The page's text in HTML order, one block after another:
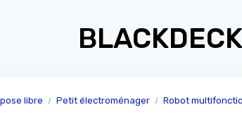
libre Petit électroménager Robot